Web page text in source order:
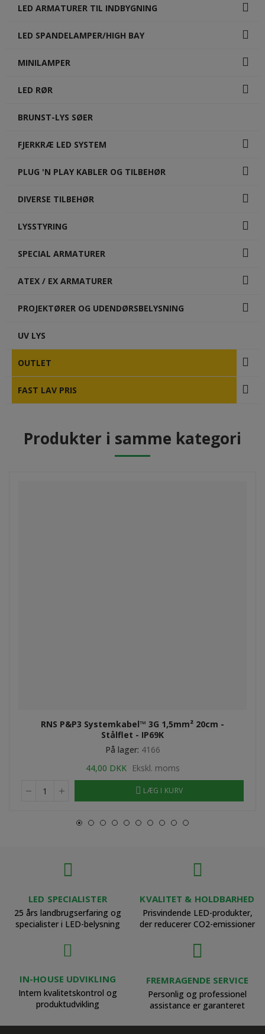
LED ARMATURER TIL INDBYGNING
LED SPANDELAMPER/HIGH BAY
MINILAMPER
LED RØR
BRUNST-LYS SØER
FJERKRÆ LED SYSTEM
PLUG 'N PLAY KABLER OG TILBEHØR
DIVERSE TILBEHØR
LYSSTYRING
SPECIAL ARMATURER
ATEX / EX ARMATURER
PROJEKTØRER OG UDENDØRSBELYSNING
UV LYS
OUTLET
FAST LAV PRIS
Produkter i samme kategori
RNS P&P3 Systemkabel™ 3G 1,5mm² 20cm -
Stålflet - IP69K
På lager: 4166
44,00 DKK Ekskl. moms
LÆG I KURV
LED SPECIALISTER
25 års landbrugserfaring og
specialister i LED-belysning
KVALITET & HOLDBARHED
Prisvindende LED-produkter,
der reducerer CO2-emissioner
IN-HOUSE UDVIKLING
Intern kvalitetskontrol og
produktudvikling
FREMRAGENDE SERVICE
Personlig og professionel
assistance er garanteret